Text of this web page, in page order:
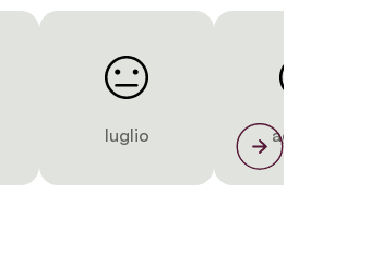
luglio agosto